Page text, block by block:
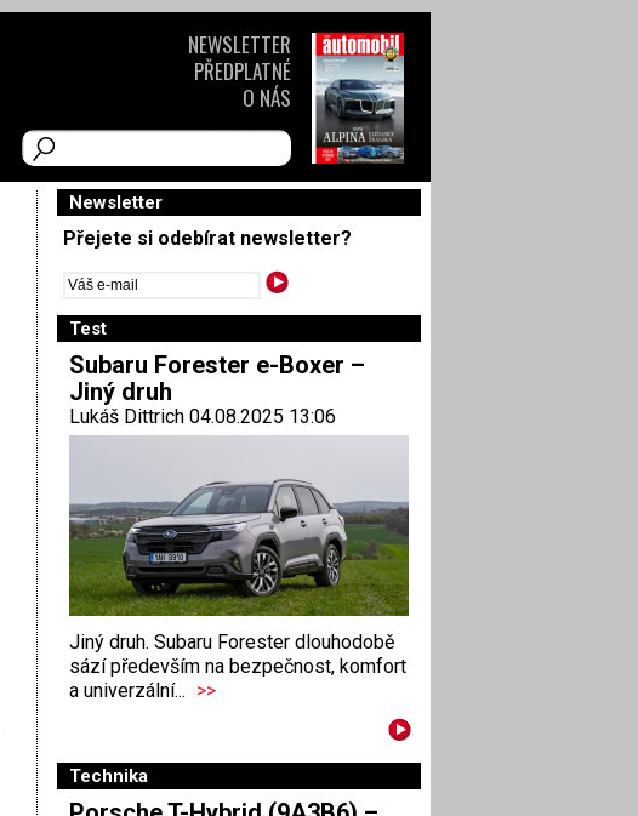
Newsletter
Přejete si odebírat newsletter?
Test
Subaru Forester e-Boxer –
Jiný druh
Lukáš Dittrich 04.08.2025 13:06
Jiný druh. Subaru Forester dlouhodobě
sází především na bezpečnost, komfort
a univerzální... >>
Technika
NEWSLETTER
PŘEDPLATNÉ
O NÁS